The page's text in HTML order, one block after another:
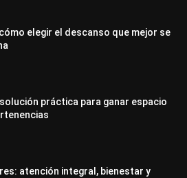
elegir el descanso que mejor se
práctica para ganar espacio
atención integral, bienestar y